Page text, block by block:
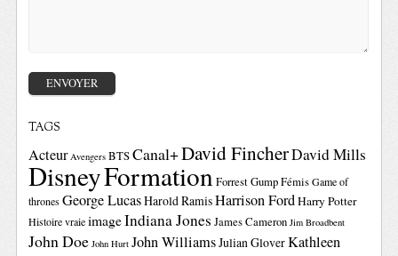
TAGS
Acteur Avengers BTSCanal+David FincherDavid Mills
DisneyFormationForrest GumpFémis Game of
thrones George LucasHarold RamisHarrison FordHarry Potter
Histoire vraie imageIndiana Jones James Cameron Jim Broadbent
John Doe John Hurt John WilliamsJulian GloverKathleen